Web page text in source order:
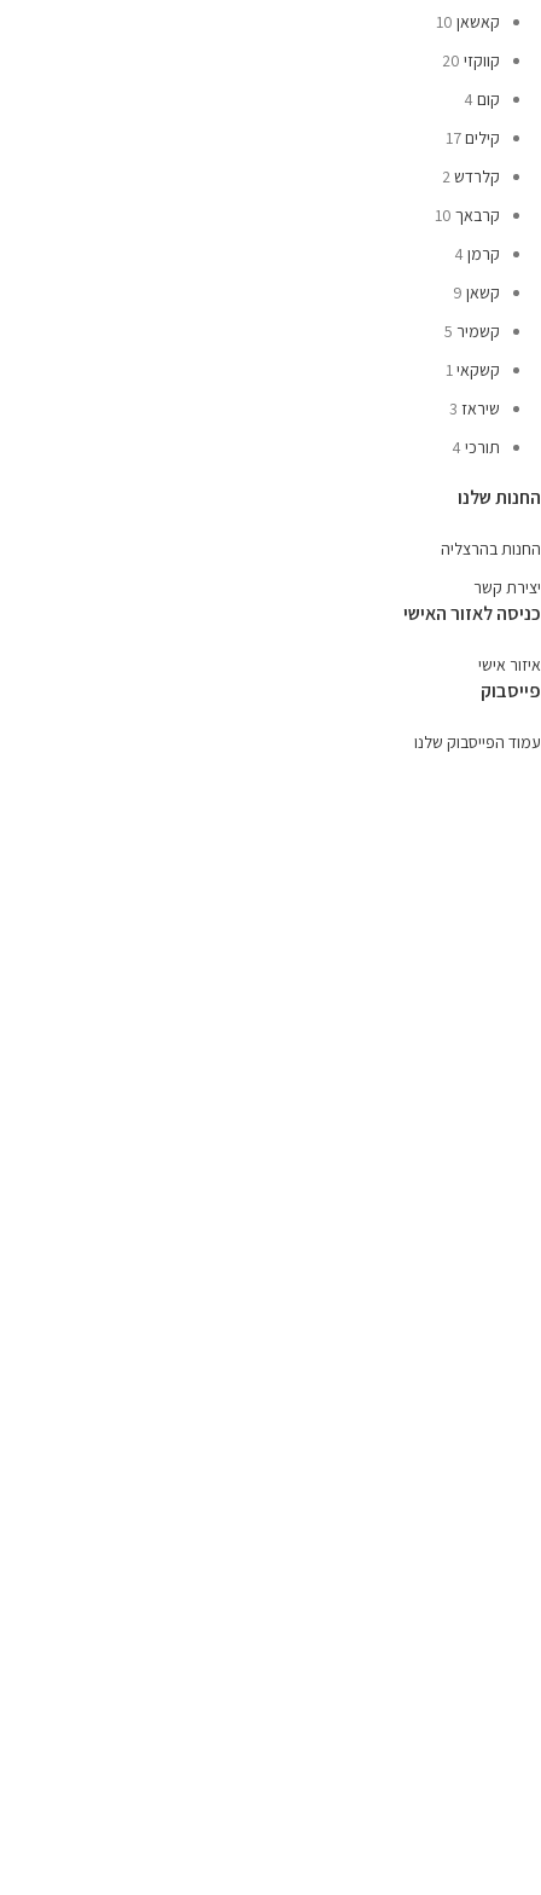
קאשאן 10
קווקזי 20
קום 4
קילים17
קלרדש2
קרבאך 10
קרמן 4
קשאן 9
קשמיר 5
קשקאי1
שיראז 3
תורכי 4
החנות שלנו
החנות בהרצליה
יצירת קשר
כניסה לאזור האישי
איזור אישי
פייסבוק
עמוד הפייסבוק שלנו